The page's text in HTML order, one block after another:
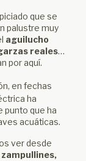
que se
palustre muy
aguilucho
reales…
por aquí.
en fechas
ha
punto que ha
acuáticas.
ver desde